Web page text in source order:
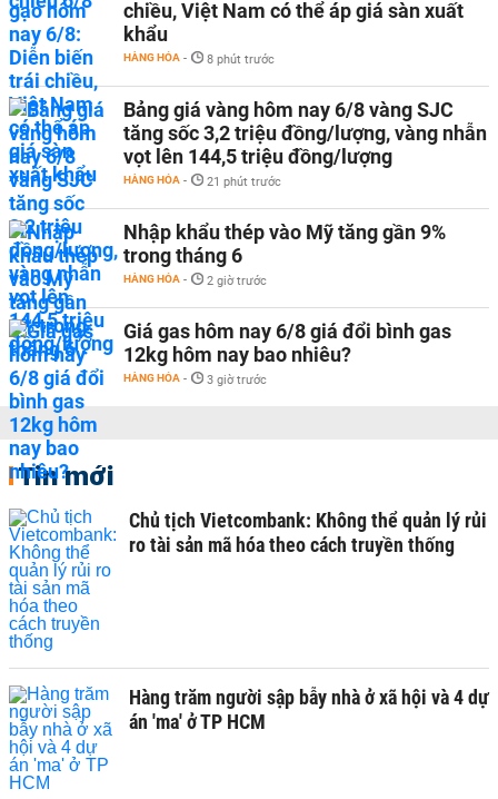
chiều, Việt Nam có thể áp giá sàn xuất
khẩu
HÀNG HÓA - 8 phút trước
Bảng giá vàng hôm nay 6/8 vàng SJC
tăng sốc 3,2 triệu đồng/lượng, vàng nhẫn
vọt lên 144,5 triệu đồng/lượng
HÀNG HÓA - 21 phút trước
Nhập khẩu thép vào Mỹ tăng gần 9%
trong tháng 6
HÀNG HÓA - 2 giờ trước
Giá gas hôm nay 6/8 giá đổi bình gas
12kg hôm nay bao nhiêu?
HÀNG HÓA - 3 giờ trước
Tin mới
Chủ tịch Vietcombank: Không thể quản lý rủi
ro tài sản mã hóa theo cách truyền thống
Hàng trăm người sập bẫy nhà ở xã hội và 4 dự
án 'ma' ở TP HCM